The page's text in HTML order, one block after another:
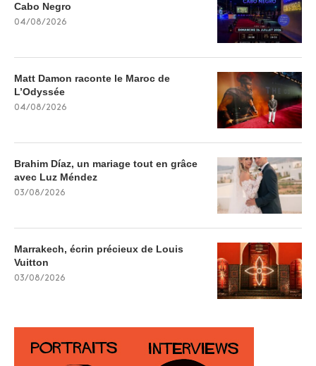
Cabo Negro
04/08/2026
Matt Damon raconte le Maroc de
L’Odyssée
04/08/2026
Brahim Díaz, un mariage tout en grâce
avec Luz Méndez
03/08/2026
Marrakech, écrin précieux de Louis
Vuitton
03/08/2026